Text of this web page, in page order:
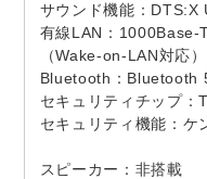
サウンド機能：DTS:X
有線LAN：
（Wake-on-LAN対応
Bluetooth：Bluetooth
セキュリティチップ：
セキュリティ機能：ケ
スピーカー：非搭載